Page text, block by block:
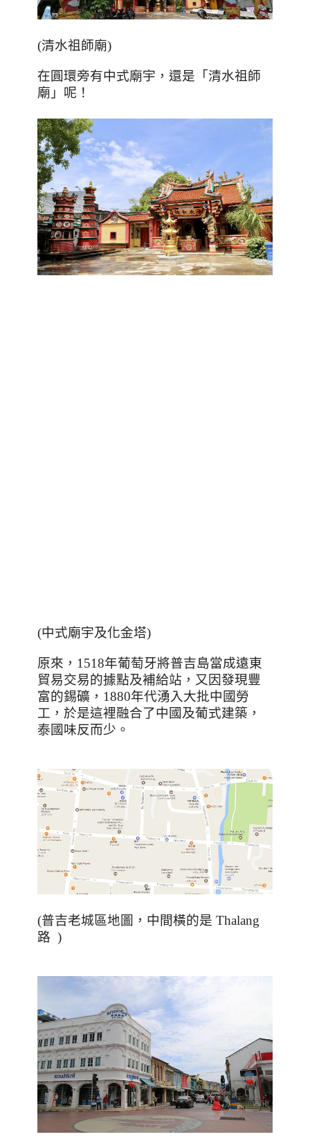
(清水祖師廟)
在圓環旁有中式廟宇，還是「清水祖師
廟」呢！
(中式廟宇及化金塔)
原來， 1518年葡萄牙將普吉島當成遠東
貿易交易的據點及補給站，又因發現豐
富的錫礦， 1880年代湧入大批中國勞
工，於是這裡融合了中國及葡式建築，
泰國味反而少。
(普吉老城區地圖，中間橫的是 Thalang
路 )